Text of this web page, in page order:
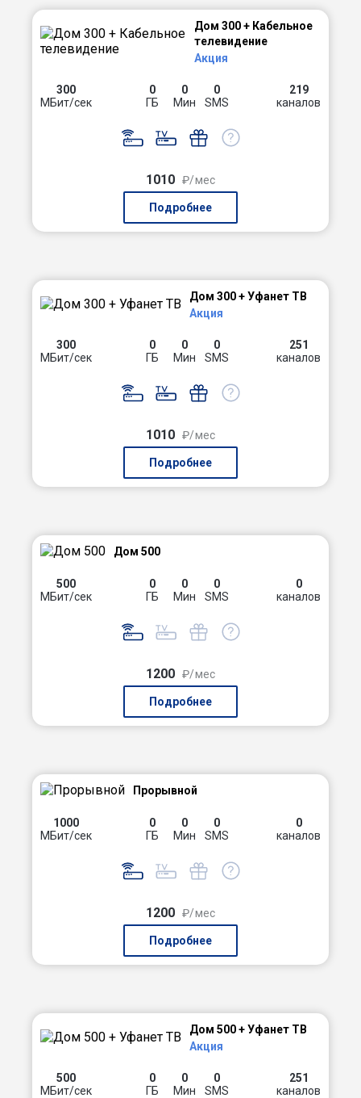
Дом 300 + Кабельное
телевидение
Акция
300
МБит/сек
0
ГБ
0
Мин
0
SMS
219
каналов
1010 ₽/мес
Подробнее
Дом 300 + Уфанет ТВ
Акция
300
МБит/сек
0
ГБ
0
Мин
0
SMS
251
каналов
1010 ₽/мес
Подробнее
Дом 500
500
МБит/сек
0
ГБ
0
Мин
0
SMS
0
каналов
1200 ₽/мес
Подробнее
Прорывной
1000
МБит/сек
0
ГБ
0
Мин
0
SMS
0
каналов
1200 ₽/мес
Подробнее
Дом 500 + Уфанет ТВ
Акция
500
МБит/сек
0
ГБ
0
Мин
0
SMS
251
каналов